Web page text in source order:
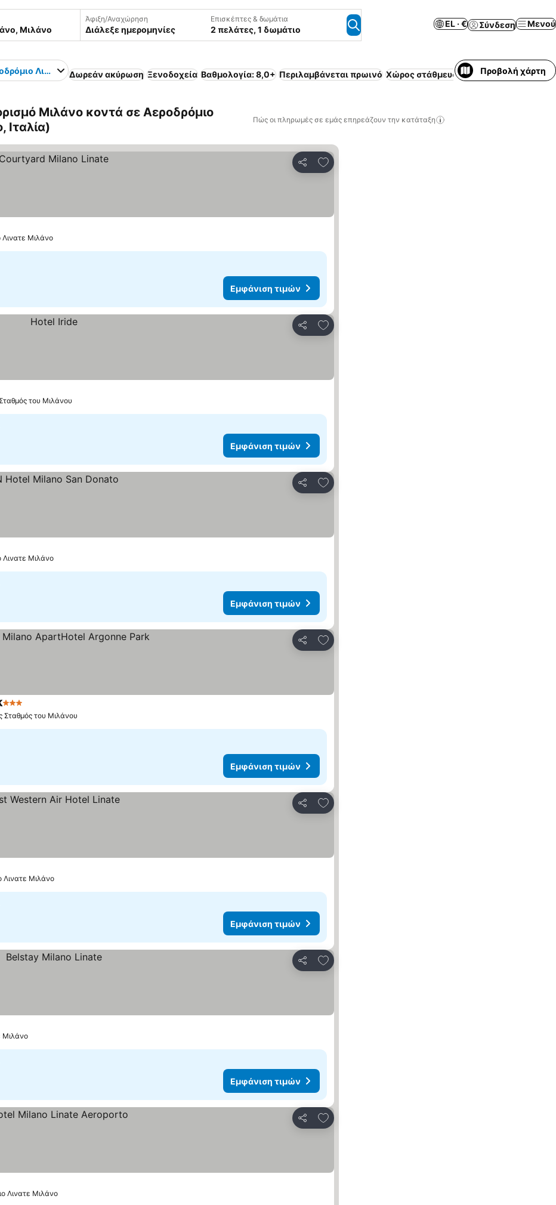
Άφιξη/Αναχώρηση
Διάλεξε ημερομηνίες
Επισκέπτες & δωμάτια
2 πελάτες, 1 δωμάτιο
EL · € Σύνδεση Μενού
Λινατε ΜιλάνοΔωρεάν ακύρωση Ξενοδοχεία Βαθμολογία: 8,0+ Περιλαμβάνεται πρωινό Χώρος στάθμευσης Πισίνα
Προβολή χάρτη
Μιλάνο κοντά σε Αεροδρόμιο
Ιταλία)
Πώς οι πληρωμές σε εμάς επηρεάζουν την κατάταξη
Κοινοποίηση
Προσθήκη στα αγαπημένα
Λινατε Μιλάνο
Εμφάνιση τιμών
Κοινοποίηση
Προσθήκη στα αγαπημένα
του Μιλάνου
Εμφάνιση τιμών
Κοινοποίηση
Προσθήκη στα αγαπημένα
Λινατε Μιλάνο
Εμφάνιση τιμών
Κοινοποίηση
Προσθήκη στα αγαπημένα
3 Αστέρια
Σταθμός του Μιλάνου
Εμφάνιση τιμών
Κοινοποίηση
Προσθήκη στα αγαπημένα
Λινατε Μιλάνο
Εμφάνιση τιμών
Κοινοποίηση
Προσθήκη στα αγαπημένα
Μιλάνο
Εμφάνιση τιμών
Κοινοποίηση
Προσθήκη στα αγαπημένα
Λινατε Μιλάνο